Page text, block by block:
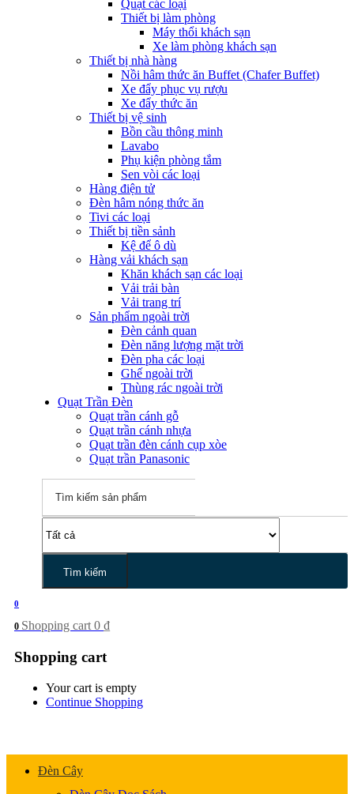
Quạt các loại
Thiết bị làm phòng
Máy thổi khách sạn
Xe làm phòng khách sạn
Thiết bị nhà hàng
Nồi hâm thức ăn Buffet (Chafer Buffet)
Xe đẩy phục vụ rượu
Xe đẩy thức ăn
Thiết bị vệ sinh
Bồn cầu thông minh
Lavabo
Phụ kiện phòng tắm
Sen vòi các loại
Hàng điện tử
Đèn hâm nóng thức ăn
Tivi các loại
Thiết bị tiền sảnh
Kệ để ô dù
Hàng vải khách sạn
Khăn khách sạn các loại
Vải trải bàn
Vải trang trí
Sản phẩm ngoài trời
Đèn cảnh quan
Đèn năng lượng mặt trời
Đèn pha các loại
Ghế ngoài trời
Thùng rác ngoài trời
Quạt Trần Đèn
Quạt trần cánh gỗ
Quạt trần cánh nhựa
Quạt trần đèn cánh cụp xòe
Quạt trần Panasonic
Tìm kiếm
0
0 Shopping cart 0 ₫
Shopping cart
Your cart is empty
Continue Shopping
Đèn Cây